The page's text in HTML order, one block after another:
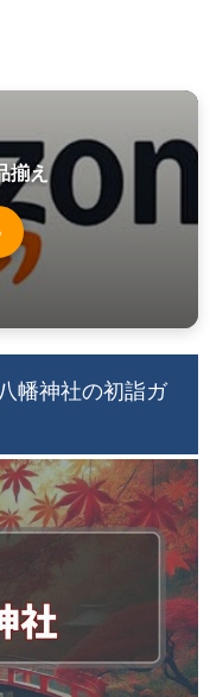
揃え
幡神社の初詣ガ